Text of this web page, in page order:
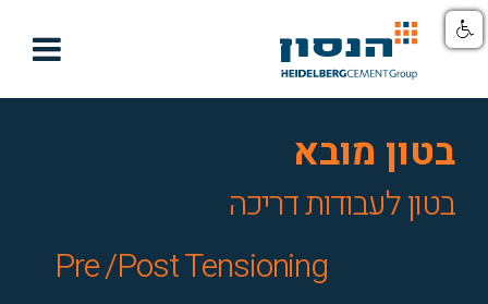

בטון מובא
בטון לעבודות דריכה
Pre /Post Tensioning